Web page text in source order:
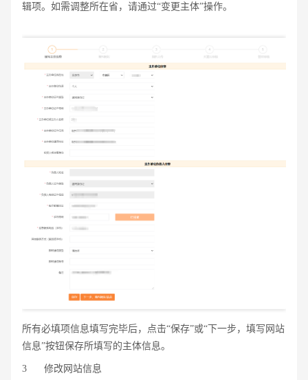
辑项。如需调整所在省，请通过“变更主体”操作。
所有必填项信息填写完毕后，点击“保存”或“下一步，填写网站
信息”按钮保存所填写的主体信息。
3 修改网站信息